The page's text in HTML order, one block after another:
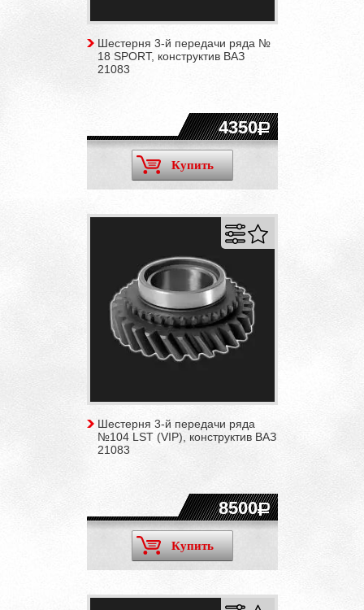
Шестерня 3-й передачи ряда №
18 SPORT, конструктив ВАЗ
21083
4350
Купить
Шестерня 3-й передачи ряда
№104 LST (VIP), конструктив ВАЗ
21083
8500
Купить